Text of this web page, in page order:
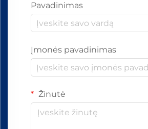
Pavadinimas
Įmonės pavadinimas
Žinutė